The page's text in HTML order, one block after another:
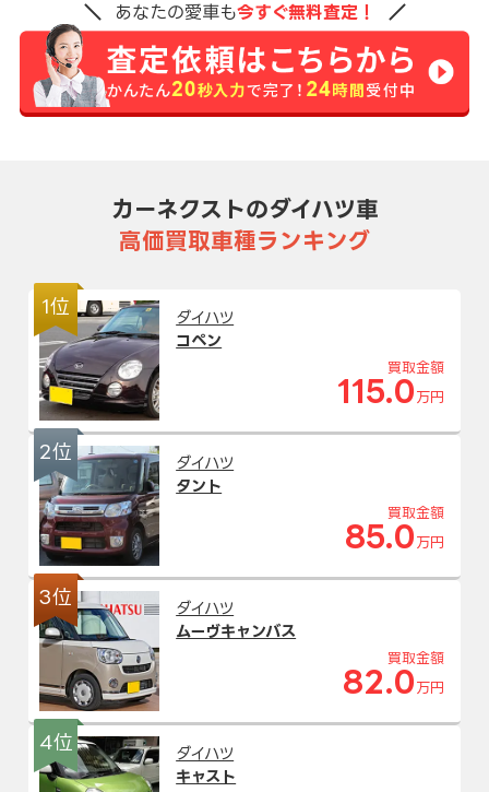
あなたの愛車も今すぐ無料査定！
カーネクストのダイハツ車
高価買取車種ランキング
1位
ダイハツ
コペン
買取金額
115.0 万円
2位
ダイハツ
タント
買取金額
85.0 万円
3位
ダイハツ
ムーヴキャンバス
買取金額
82.0 万円
4位
ダイハツ
キャスト